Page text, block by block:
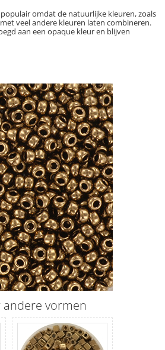
omdat de natuurlijke kleuren, zoals
veel andere kleuren laten combineren.
aan een opaque kleur en blijven
vormen